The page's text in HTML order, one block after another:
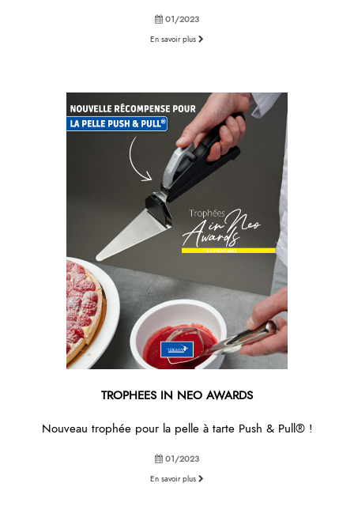
01/2023
En savoir plus
TROPHEES IN NEO AWARDS
Nouveau trophée pour la pelle à tarte Push & Pull® !
01/2023
En savoir plus